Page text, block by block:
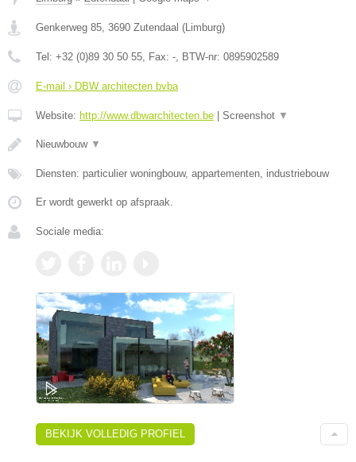
Genkerweg 85 3690 Zutendaal ( Limburg)
Tel: +32 (0)89 30 50 55 , Fax: - , BTW-nr: 0895902589
E-mail › DBW architecten bvba
Website: http://www.dbwarchitecten.be Screenshot ▼
Nieuwbouw ▼
Diensten: particulier woningbouw, appartementen, industriebouw
Er wordt gewerkt op afspraak.
Sociale media:
BEKIJK VOLLEDIG PROFIEL